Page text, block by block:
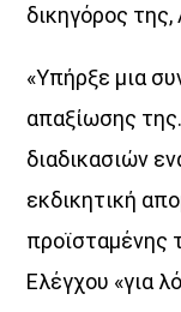
δικηγόρος
«Υπήρξε µια
απαξίωσης
διαδικασιών
εκδικητική
προϊσταµένης
Ελέγχου «για